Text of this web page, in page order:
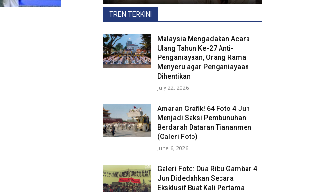
TREN TERKINI
Malaysia Mengadakan Acara
Ulang Tahun Ke-27 Anti-
Penganiayaan, Orang Ramai
Menyeru agar Penganiayaan
Dihentikan
July 22, 2026
Amaran Grafik! 64 Foto 4 Jun
Menjadi Saksi Pembunuhan
Berdarah Dataran Tiananmen
(Galeri Foto)
June 6, 2026
Galeri Foto: Dua Ribu Gambar 4
Jun Didedahkan Secara
Eksklusif Buat Kali Pertama